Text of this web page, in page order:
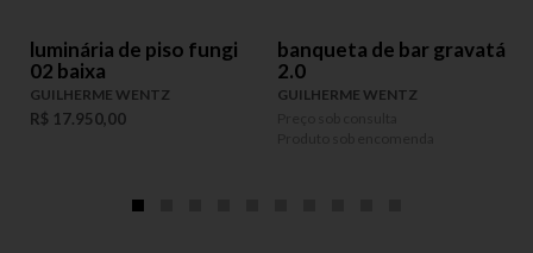
luminária de piso fungi
02 baixa
GUILHERME WENTZ
R$ 17.950,00
banqueta de bar gravatá
2.0
GUILHERME WENTZ